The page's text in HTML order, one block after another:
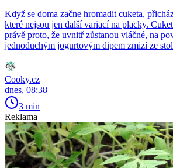
Když se doma začne hromadit cuketa,
které nejsou jen další variací na placky.
právě proto, že uvnitř zůstanou vláčné, na
jednoduchým jogurtovým dipem zmizí ze
Cooky.cz
dnes, 08:38
3 min
Reklama